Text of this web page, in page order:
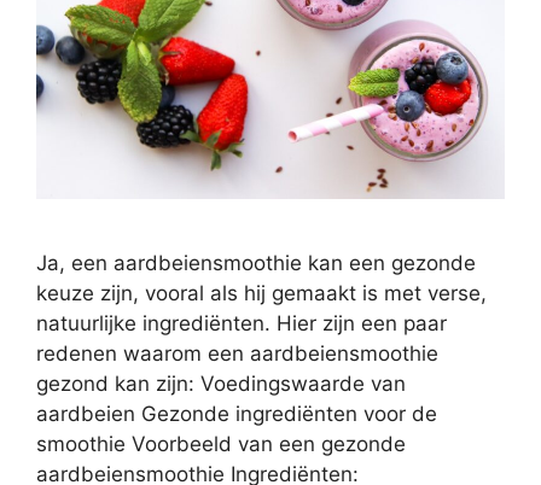
Ja, een aardbeiensmoothie kan een gezonde
keuze zijn, vooral als hij gemaakt is met verse,
natuurlijke ingrediënten. Hier zijn een paar
redenen waarom een aardbeiensmoothie
gezond kan zijn: Voedingswaarde van
aardbeien Gezonde ingrediënten voor de
smoothie Voorbeeld van een gezonde
aardbeiensmoothie Ingrediënten: